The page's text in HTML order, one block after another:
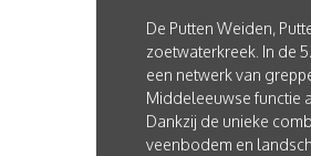
De Putten Weiden,
zoetwaterkreek. In de
een netwerk van
Middeleeuwse functie
Dankzij de unieke
veenbodem en